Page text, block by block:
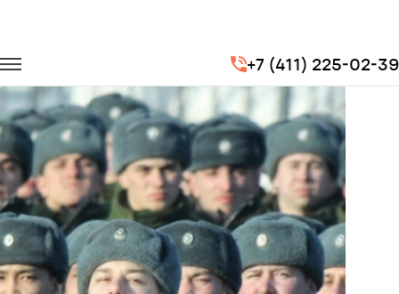
+7 (411) 225-02-39
Перевозка сотрудников
Этап командно-штабных сборов Вооруженных сил РФ